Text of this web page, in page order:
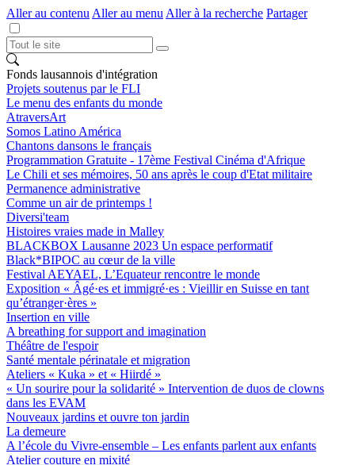
Aller au contenu Aller au menu Aller à la recherche Partager
Fonds lausannois d'intégration
Projets soutenus par le FLI
Le menu des enfants du monde
AtraversArt
Somos Latino América
Chantons dansons le français
Programmation Gratuite - 17ème Festival Cinéma d'Afrique
Le Chili et ses mémoires, 50 ans après le coup d'Etat militaire
Permanence administrative
Comme un air de printemps !
Diversi'team
Histoires vraies made in Malley
BLACKBOX Lausanne 2023 Un espace performatif
Black*BIPOC au cœur de la ville
Festival AEYAEL, L’Equateur rencontre le monde
Exposition « Âgé·es et immigré·es : Vieillir en Suisse en tant
qu’étranger·ères »
Insertion en ville
A breathing for support and imagination
Théâtre de l'espoir
Santé mentale périnatale et migration
Ateliers « Kuka » et « Hiirdé »
« Un sourire pour la solidarité » Intervention de duos de clowns
dans les EVAM
Nouveaux jardins et ouvre ton jardin
La demeure
A l’école du Vivre-ensemble – Les enfants parlent aux enfants
Atelier couture en mixité